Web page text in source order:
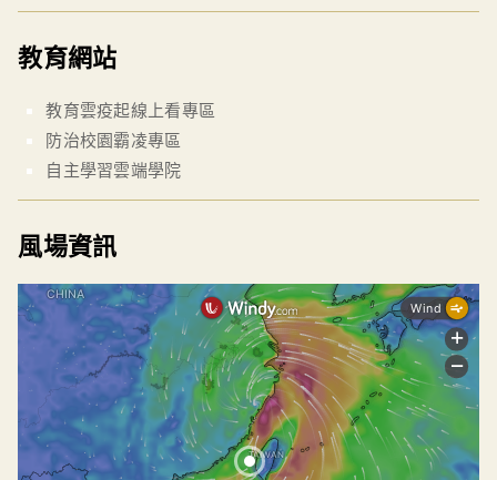
教育網站
教育雲疫起線上看專區
防治校園霸凌專區
自主學習雲端學院
風場資訊